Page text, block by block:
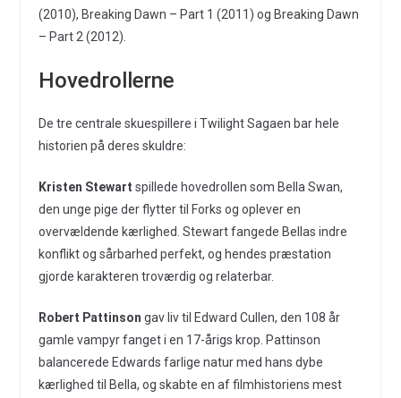
(2010), Breaking Dawn – Part 1 (2011) og Breaking Dawn
– Part 2 (2012).
Hovedrollerne
De tre centrale skuespillere i Twilight Sagaen bar hele
historien på deres skuldre:
Kristen Stewart spillede hovedrollen som Bella Swan,
den unge pige der flytter til Forks og oplever en
overvældende kærlighed. Stewart fangede Bellas indre
konflikt og sårbarhed perfekt, og hendes præstation
gjorde karakteren troværdig og relaterbar.
Robert Pattinson gav liv til Edward Cullen, den 108 år
gamle vampyr fanget i en 17-årigs krop. Pattinson
balancerede Edwards farlige natur med hans dybe
kærlighed til Bella, og skabte en af filmhistoriens mest